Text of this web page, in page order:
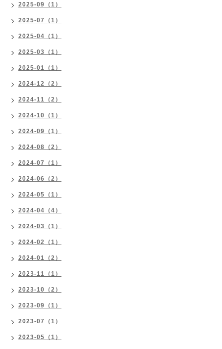
2025-09（1）
2025-07（1）
2025-04（1）
2025-03（1）
2025-01（1）
2024-12（2）
2024-11（2）
2024-10（1）
2024-09（1）
2024-08（2）
2024-07（1）
2024-06（2）
2024-05（1）
2024-04（4）
2024-03（1）
2024-02（1）
2024-01（2）
2023-11（1）
2023-10（2）
2023-09（1）
2023-07（1）
2023-05（1）